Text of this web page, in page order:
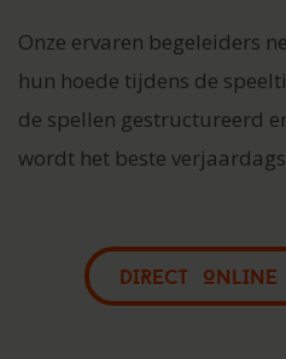
Onze ervaren begeleiders
hun hoede tijdens de
de spellen gestructureerd
wordt het beste
DIRECT ONLINE